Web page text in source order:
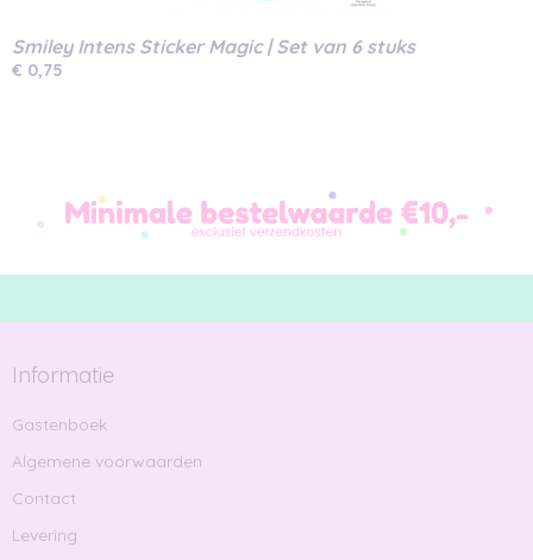
Smiley Intens Sticker Magic | Set van 6 stuks
€ 0,75
Informatie
Gastenboek
Algemene voorwaarden
Contact
Levering